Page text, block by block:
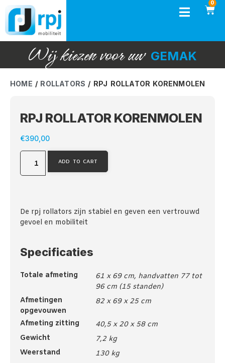
0
Wijkiezenvooruw GEMAK
HOME / ROLLATORS / RPJ ROLLATOR KORENMOLEN
RPJ ROLLATOR KORENMOLEN
€390,00
ADD TO CART
De rpj rollators zijn stabiel en geven een vertrouwd
gevoel en mobiliteit
Specificaties
Totale afmeting
61 x 69 cm, handvatten 77 tot
96 cm (15 standen)
Afmetingen
opgevouwen
82 x 69 x 25 cm
Afmeting zitting
40,5 x 20 x 58 cm
Gewicht
7,2 kg
Weerstand
130 kg